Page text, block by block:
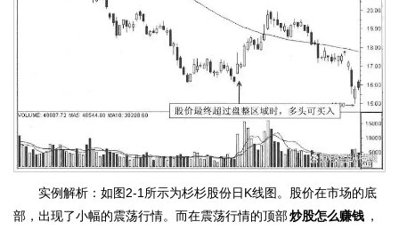
实例解析：如图2-1所示为杉杉股份日K线图。股价在市场的底
部，出现了小幅的震荡行情。而在震荡行情的顶部炒股怎么赚钱 ，